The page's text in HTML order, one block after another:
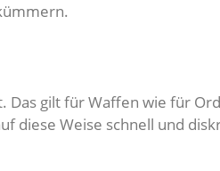
Das gilt für Waffen wie für
diese Weise schnell und